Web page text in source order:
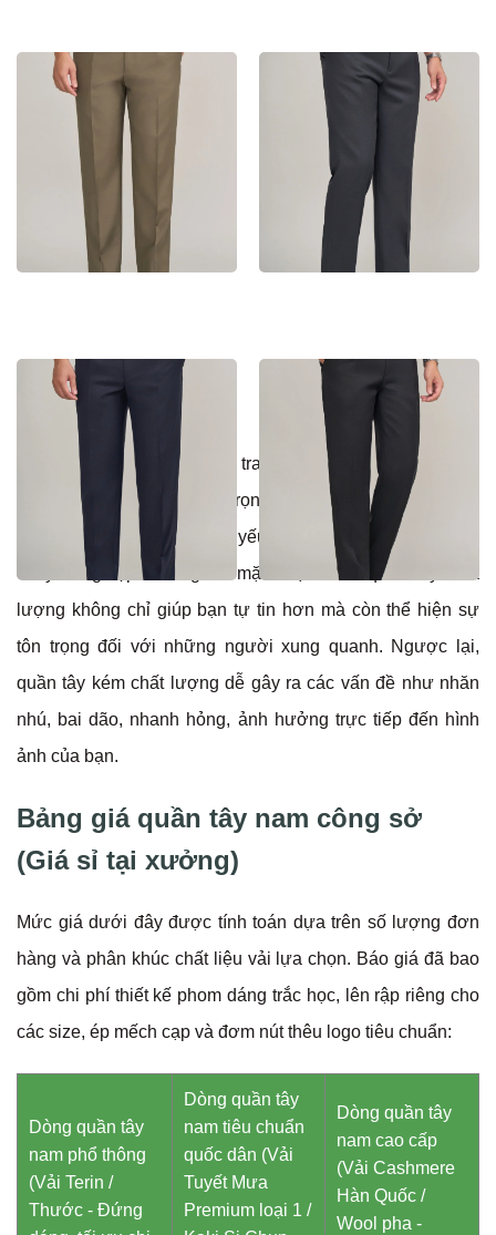
Quần Tây Nam MD – 05 Quần Tây Nam MD – 06
Quần Tây Nam MD – 07 Quần Tây Nam MD – 08
Quần tây / quần âu luôn là trang phục của cánh mày râu
trong những sự kiện quan trọng. Chính vì thế, sự chỉn chu
và đường nét may tinh tế là yếu tố quyết định đến vẻ ngoài
chuyên nghiệp của người mặc. Một chiếc quần tây chất
lượng không chỉ giúp bạn tự tin hơn mà còn thể hiện sự
tôn trọng đối với những người xung quanh. Ngược lại,
quần tây kém chất lượng dễ gây ra các vấn đề như nhăn
nhú, bai dão, nhanh hỏng, ảnh hưởng trực tiếp đến hình
ảnh của bạn.
Bảng giá quần tây nam công sở
(Giá sỉ tại xưởng)
Mức giá dưới đây được tính toán dựa trên số lượng đơn
hàng và phân khúc chất liệu vải lựa chọn. Báo giá đã bao
gồm chi phí thiết kế phom dáng trắc học, lên rập riêng cho
các size, ép mếch cạp và đơm nút thêu logo tiêu chuẩn:
Dòng quần tây
nam phổ thông
(Vải Terin /
Thước - Đứng
Dòng quần tây
nam tiêu chuẩn
quốc dân (Vải
Tuyết Mưa
Premium loại 1 /
Dòng quần tây
nam cao cấp
(Vải Cashmere
Hàn Quốc /
Wool pha -